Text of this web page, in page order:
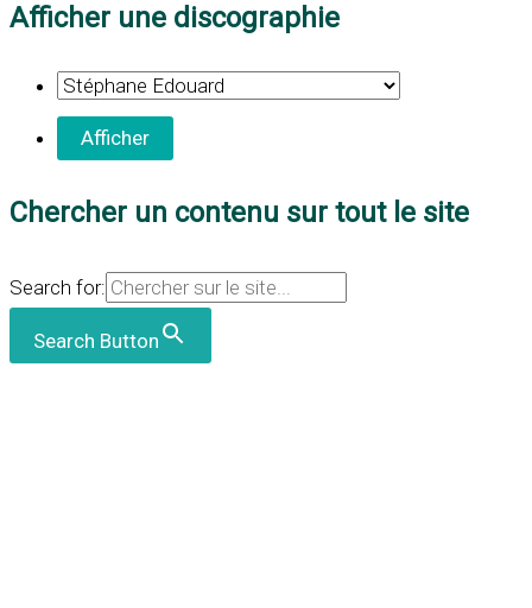
Afficher une discographie
Chercher un contenu sur tout le site
Search for:
Search Button